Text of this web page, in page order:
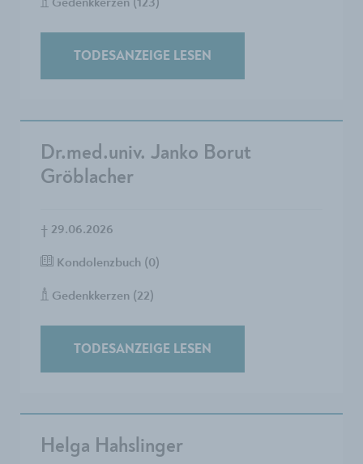
Gedenkkerzen (123)
TODESANZEIGE LESEN
Dr.med.univ. Janko Borut
Gröblacher
† 29.06.2026
Kondolenzbuch (0)
Gedenkkerzen (22)
TODESANZEIGE LESEN
Helga Hahslinger